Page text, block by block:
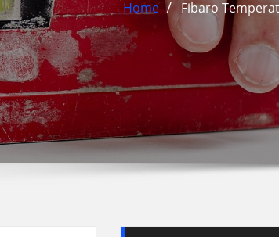
Home Fibaro